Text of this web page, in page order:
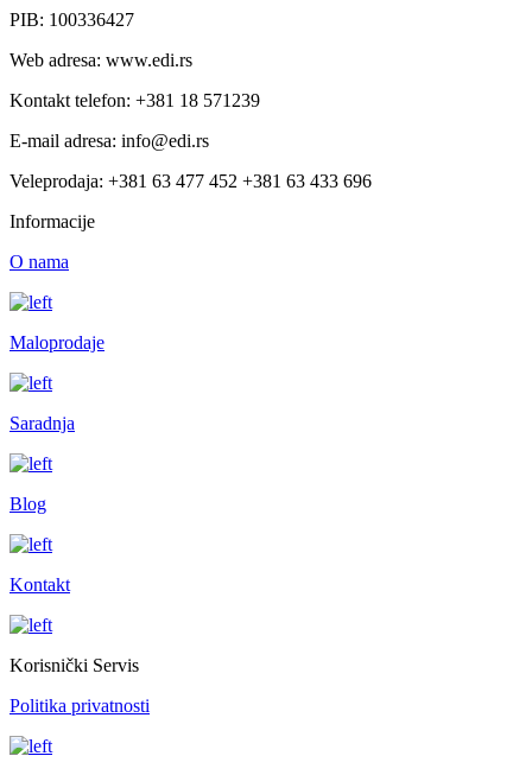
PIB: 100336427
Web adresa: www.edi.rs
Kontakt telefon: +381 18 571239
E-mail adresa: info@edi.rs
Veleprodaja: +381 63 477 452 +381 63 433 696
Informacije
O nama
Maloprodaje
Saradnja
Blog
Kontakt
Korisnički Servis
Politika privatnosti